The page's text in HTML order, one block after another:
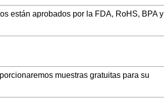
están aprobados por la FDA, RoHS, BPA y
muestras gratuitas para su